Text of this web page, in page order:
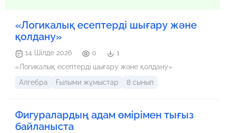
«Логикалық есептерді шығару және
қолдану»
14 Шілде 2026 0
1
«Логикалық есептерді шығару және қолдану»
Алгебра
Ғылыми жұмыстар 8 сынып
Фигуралардың адам өмірімен тығыз
байланыста